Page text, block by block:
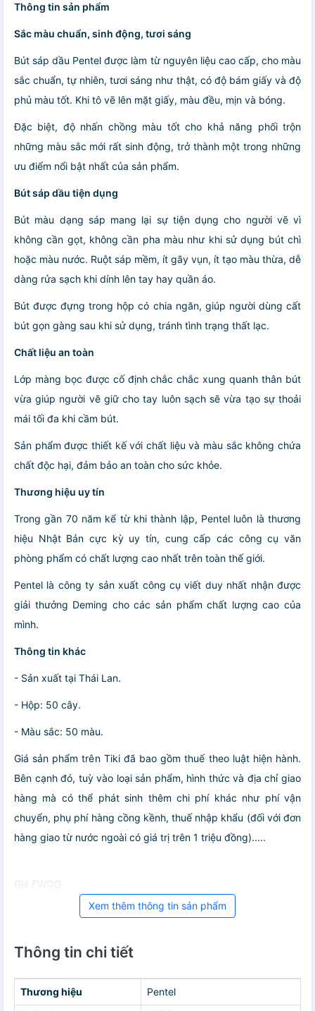
Thông tin sản phẩm
Sắc màu chuẩn, sinh động, tươi sáng
Bút sáp dầu Pentel được làm từ nguyên liệu cao cấp, cho màu
sắc chuẩn, tự nhiên, tươi sáng như thật, có độ bám giấy và độ
phủ màu tốt. Khi tô vẽ lên mặt giấy, màu đều, mịn và bóng.
Đặc biệt, độ nhấn chồng màu tốt cho khả năng phối trộn
những màu sắc mới rất sinh động, trở thành một trong những
ưu điểm nổi bật nhất của sản phẩm.
Bút sáp dầu tiện dụng
Bút màu dạng sáp mang lại sự tiện dụng cho người vẽ vì
không cần gọt, không cần pha màu như khi sử dụng bút chì
hoặc màu nước. Ruột sáp mềm, ít gãy vụn, ít tạo màu thừa, dễ
dàng rửa sạch khi dính lên tay hay quần áo.
Bút được đựng trong hộp có chia ngăn, giúp người dùng cất
bút gọn gàng sau khi sử dụng, tránh tình trạng thất lạc.
Chất liệu an toàn
Lớp màng bọc được cố định chắc chắc xung quanh thân bút
vừa giúp người vẽ giữ cho tay luôn sạch sẽ vừa tạo sự thoải
mái tối đa khi cầm bút.
Sản phẩm được thiết kế với chất liệu và màu sắc không chứa
chất độc hại, đảm bảo an toàn cho sức khỏe.
Thương hiệu uy tín
Trong gần 70 năm kể từ khi thành lập, Pentel luôn là thương
hiệu Nhật Bản cực kỳ uy tín, cung cấp các công cụ văn
phòng phẩm có chất lượng cao nhất trên toàn thế giới.
Pentel là công ty sản xuất công cụ viết duy nhất nhận được
giải thưởng Deming cho các sản phẩm chất lượng cao của
mình.
Thông tin khác
- Sản xuất tại Thái Lan.
- Hộp: 50 cây.
- Màu sắc: 50 màu.
Giá sản phẩm trên Tiki đã bao gồm thuế theo luật hiện hành.
Bên cạnh đó, tuỳ vào loại sản phẩm, hình thức và địa chỉ giao
hàng mà có thể phát sinh thêm chi phí khác như phí vận
chuyển, phụ phí hàng cồng kềnh, thuế nhập khẩu (đối với đơn
hàng giao từ nước ngoài có giá trị trên 1 triệu đồng).....
Giá FWOG
Xem thêm thông tin sản phẩm
Thông tin chi tiết
Thương hiệu Pentel